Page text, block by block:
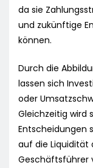
da sie
und zukünftige
können.
Durch die
lassen sich
oder
Gleichzeitig wird
Entscheidungen
auf die Liquidität
Geschäftsführer